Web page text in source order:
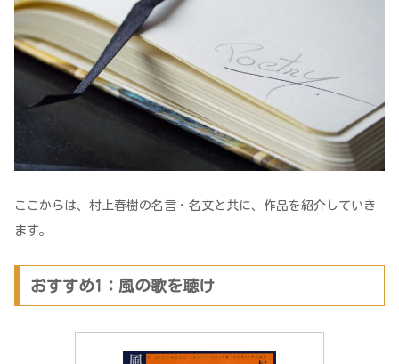
ここからは、村上春樹の名言・名文と共に、作品を紹介していき
ます。
おすすめ1：風の歌を聴け